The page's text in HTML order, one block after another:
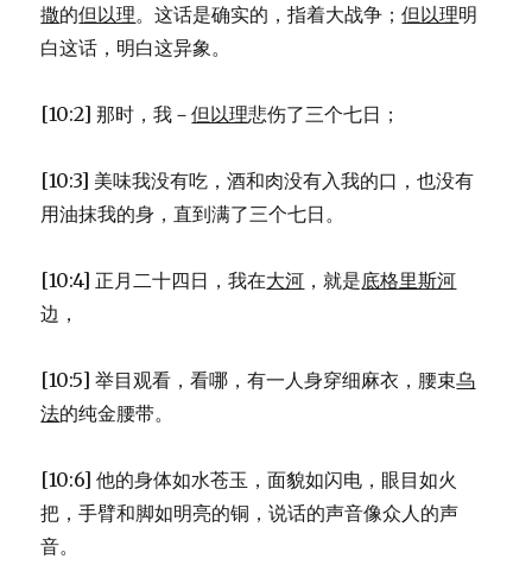
27)
撒的但以理。这话是确实的，指着大战争；但以理明
白这话，明白这异象。
[10:2] 那时，我－但以理悲伤了三个七日；
[10:3] 美味我没有吃，酒和肉没有入我的口，也没有
用油抹我的身，直到满了三个七日。
[10:4] 正月二十四日，我在大河 ，就是底格里斯河
边，
[10:5] 举目观看，看哪，有一人身穿细麻衣，腰束乌
法的纯金腰带。
[10:6] 他的身体如水苍玉，面貌如闪电，眼目如火
把，手臂和脚如明亮的铜，说话的声音像众人的声
音。